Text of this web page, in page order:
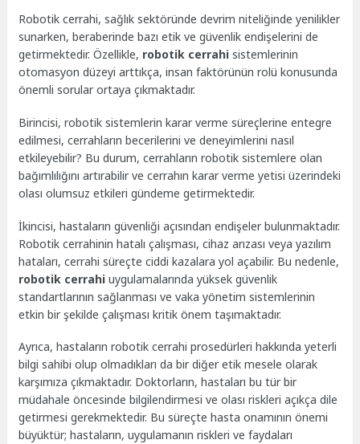
Robotik cerrahi, sağlık sektöründe devrim niteliğinde yenilikler
sunarken, beraberinde bazı etik ve güvenlik endişelerini de
getirmektedir. Özellikle, robotik cerrahi sistemlerinin
otomasyon düzeyi arttıkça, insan faktörünün rolü konusunda
önemli sorular ortaya çıkmaktadır.
Birincisi, robotik sistemlerin karar verme süreçlerine entegre
edilmesi, cerrahların becerilerini ve deneyimlerini nasıl
etkileyebilir? Bu durum, cerrahların robotik sistemlere olan
bağımlılığını artırabilir ve cerrahın karar verme yetisi üzerindeki
olası olumsuz etkileri gündeme getirmektedir.
İkincisi, hastaların güvenliği açısından endişeler bulunmaktadır.
Robotik cerrahinin hatalı çalışması, cihaz arızası veya yazılım
hataları, cerrahi süreçte ciddi kazalara yol açabilir. Bu nedenle,
robotik cerrahi uygulamalarında yüksek güvenlik
standartlarının sağlanması ve vaka yönetim sistemlerinin
etkin bir şekilde çalışması kritik önem taşımaktadır.
Ayrıca, hastaların robotik cerrahi prosedürleri hakkında yeterli
bilgi sahibi olup olmadıkları da bir diğer etik mesele olarak
karşımıza çıkmaktadır. Doktorların, hastaları bu tür bir
müdahale öncesinde bilgilendirmesi ve olası riskleri açıkça dile
getirmesi gerekmektedir. Bu süreçte hasta onamının önemi
büyüktür; hastaların, uygulamanın riskleri ve faydaları